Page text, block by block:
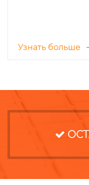
Узнать больше